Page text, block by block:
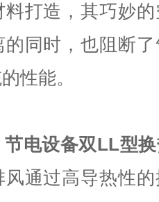
打造，其巧妙
同时，也阻断
性能。
节电设备双LL型
通过高导热性